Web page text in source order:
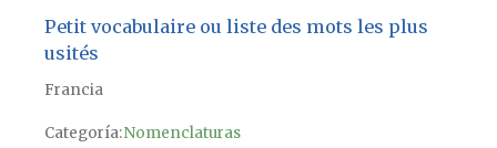
Petit vocabulaire ou liste des mots les plus
usités
Francia
Categoría:Nomenclaturas